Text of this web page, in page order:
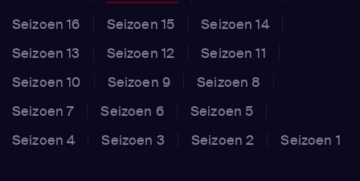
Seizoen 16
Seizoen 15
Seizoen 14
Seizoen 13
Seizoen 12
Seizoen 11
Seizoen 10
Seizoen 9
Seizoen 8
Seizoen 7
Seizoen 6
Seizoen 5
Seizoen 4
Seizoen 3 Seizoen 2 Seizoen 1